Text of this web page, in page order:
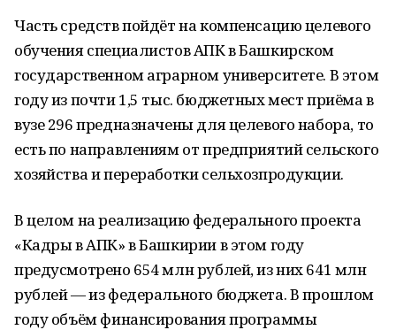
Часть средств пойдёт на компенсацию целевого
обучения специалистов АПК в Башкирском
государственном аграрном университете. В этом
году из почти 1,5 тыс. бюджетных мест приёма в
вузе 296 предназначены для целевого набора, то
есть по направлениям от предприятий сельского
хозяйства и переработки сельхозпродукции.
В целом на реализацию федерального проекта
«Кадры в АПК» в Башкирии в этом году
предусмотрено 654 млн рублей, из них 641 млн
рублей — из федерального бюджета. В прошлом
году объём финансирования программы